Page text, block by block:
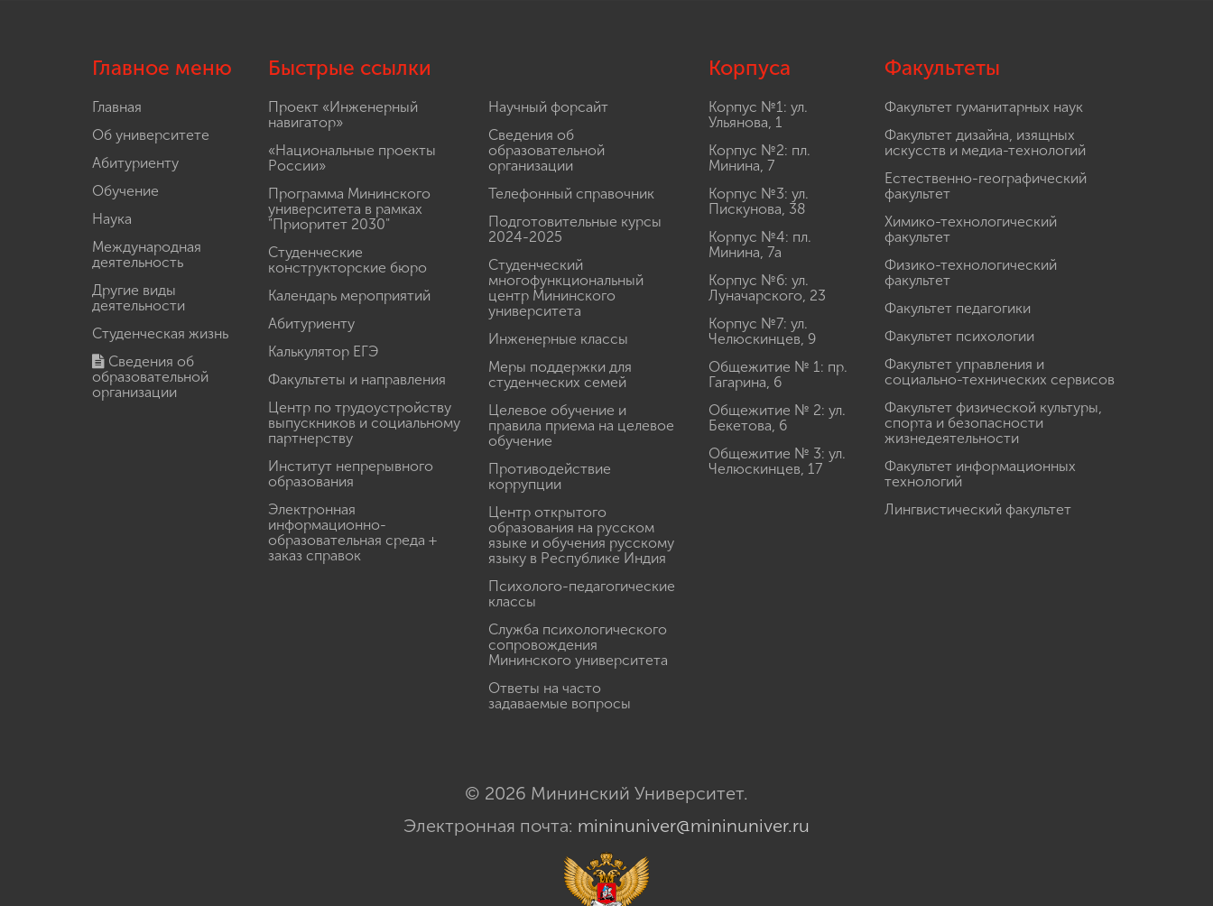
Главное меню
Главная
Об университете
Абитуриенту
Обучение
Наука
Международная
деятельность
Другие виды
деятельности
Студенческая жизнь
Сведения об
образовательной
организации
Быстрые ссылки
Проект «Инженерный
навигатор»
«Национальные проекты
России»
Программа Мининского
университета в рамках
"Приоритет 2030"
Студенческие
конструкторские бюро
Календарь мероприятий
Абитуриенту
Калькулятор ЕГЭ
Факультеты и направления
Центр по трудоустройству
выпускников и социальному
партнерству
Институт непрерывного
образования
Электронная
информационно-
образовательная среда +
заказ справок
Научный форсайт
Сведения об
образовательной
организации
Телефонный справочник
Подготовительные курсы
2024-2025
Студенческий
многофункциональный
центр Мининского
университета
Инженерные классы
Меры поддержки для
студенческих семей
Целевое обучение и
правила приема на целевое
обучение
Противодействие
коррупции
Центр открытого
образования на русском
языке и обучения русскому
языку в Республике Индия
Психолого-педагогические
классы
Служба психологического
сопровождения
Мининского университета
Ответы на часто
задаваемые вопросы
Корпуса
Корпус №1: ул.
Ульянова, 1
Корпус №2: пл.
Минина, 7
Корпус №3: ул.
Пискунова, 38
Корпус №4: пл.
Минина, 7а
Корпус №6: ул.
Луначарского, 23
Корпус №7: ул.
Челюскинцев, 9
Общежитие № 1: пр.
Гагарина, 6
Общежитие № 2: ул.
Бекетова, 6
Общежитие № 3: ул.
Челюскинцев, 17
Факультеты
Факультет гуманитарных наук
Факультет дизайна, изящных
искусств и медиа-технологий
Естественно-географический
факультет
Химико-технологический
факультет
Физико-технологический
факультет
Факультет педагогики
Факультет психологии
Факультет управления и
социально-технических сервисов
Факультет физической культуры,
спорта и безопасности
жизнедеятельности
Факультет информационных
технологий
Лингвистический факультет
© 2026 Мининский Университет.
Электронная почта: mininuniver@mininuniver.ru